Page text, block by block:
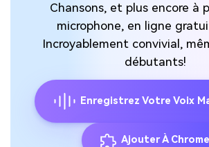
Chansons, et plus encore à
microphone, en ligne
Incroyablement convivial,
débutants!
Enregistrez Votre Voix
Ajouter À Chrome